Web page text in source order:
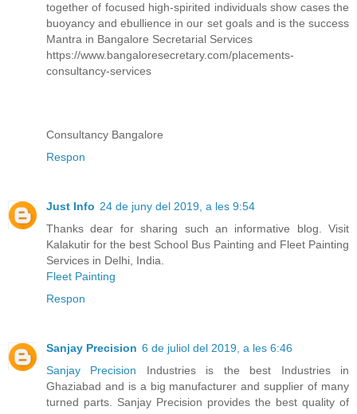
together of focused high-spirited individuals show cases the
buoyancy and ebullience in our set goals and is the success
Mantra in Bangalore Secretarial Services
https://www.bangaloresecretary.com/placements-
consultancy-services
Consultancy Bangalore
Respon
Just Info 24 de juny del 2019, a les 9:54
Thanks dear for sharing such an informative blog. Visit
Kalakutir for the best School Bus Painting and Fleet Painting
Services in Delhi, India.
Fleet Painting
Respon
Sanjay Precision 6 de juliol del 2019, a les 6:46
Sanjay Precision Industries is the best Industries in
Ghaziabad and is a big manufacturer and supplier of many
turned parts. Sanjay Precision provides the best quality of